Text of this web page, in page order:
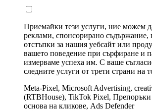
Приемайки тези услуги, ние можем
реклами, спонсорирано
отстъпки за нашия уебсайт или
вашето поведение при сърфиране и
измерваме успеха им. С ваше
следните услуги от трети страни на
Meta-Pixel, Microsoft Advertising,
(RTBHouse), TikTok Pixel, Препоръки
основа на кликове, Ads Defender